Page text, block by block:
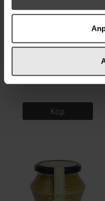
Cèrere Pistagekräm 30% 200g
Köp